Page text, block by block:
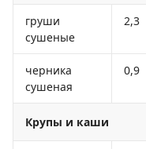
груши
сушеные
2,3
черника
сушеная
0,9
Крупы и каши